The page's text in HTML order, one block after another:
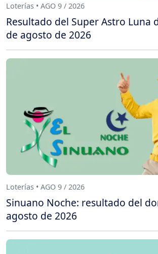
Loterías • AGO 9 / 2026
Resultado del Super Astro Luna
de agosto de 2026
Loterías • AGO 9 / 2026
Sinuano Noche: resultado del
agosto de 2026